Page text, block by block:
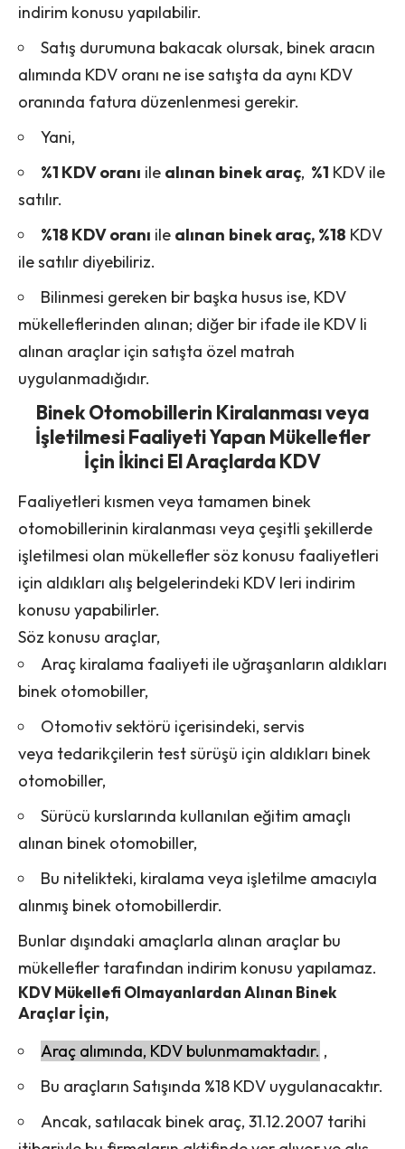
indirim konusu yapılabilir.
Satış durumuna bakacak olursak, binek aracın
alımında KDV oranı ne ise satışta da aynı KDV
oranında fatura düzenlenmesi gerekir.
Yani,
%1 KDV oranı ile alınan binek araç, %1 KDV ile
satılır.
%18 KDV oranı ile alınan binek araç, %18 KDV
ile satılır diyebiliriz.
Bilinmesi gereken bir başka husus ise, KDV
mükelleflerinden alınan; diğer bir ifade ile KDV li
alınan araçlar için satışta özel matrah
uygulanmadığıdır.
Binek Otomobillerin Kiralanması veya
İşletilmesi Faaliyeti Yapan Mükellefler
İçin İkinci El Araçlarda KDV
Faaliyetleri kısmen veya tamamen binek
otomobillerinin kiralanması veya çeşitli şekillerde
işletilmesi olan mükellefler söz konusu faaliyetleri
için aldıkları alış belgelerindeki KDV leri indirim
konusu yapabilirler.
Söz konusu araçlar,
Araç kiralama faaliyeti ile uğraşanların aldıkları
binek otomobiller,
Otomotiv sektörü içerisindeki, servis
veya tedarikçilerin test sürüşü için aldıkları binek
otomobiller,
Sürücü kurslarında kullanılan eğitim amaçlı
alınan binek otomobiller,
Bu nitelikteki, kiralama veya işletilme amacıyla
alınmış binek otomobillerdir.
Bunlar dışındaki amaçlarla alınan araçlar bu
mükellefler tarafından indirim konusu yapılamaz.
KDV Mükellefi Olmayanlardan Alınan Binek
Araçlar İçin,
Araç alımında, KDV bulunmamaktadır. ,
Bu araçların Satışında %18 KDV uygulanacaktır.
Ancak, satılacak binek araç, 31.12.2007 tarihi